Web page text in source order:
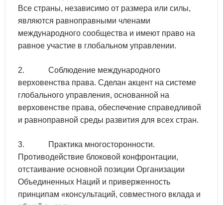
Все страны, независимо от размера или силы,
являются равноправными членами
международного сообщества и имеют право на
равное участие в глобальном управлении.
2. Соблюдение международного
верховенства права. Сделан акцент на системе
глобального управления, основанной на
верховенстве права, обеспечение справедливой
и равноправной среды развития для всех стран.
3. Практика многосторонности.
Противодействие блоковой конфронтации,
отстаивание основной позиции Организации
Объединенных Наций и приверженность
принципам «консультаций, совместного вклада и